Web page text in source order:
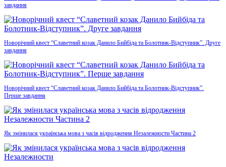
завдання
Новорічний квест “Славетний козак Данило Бийбіда та Болотник-Відступник”. Друге
завдання
Новорічний квест “Славетний козак Данило Бийбіда та Болотник-Відступник”.
Перше завдання
Як змінилася українська мова з часів відродження Незалежности Частина 2